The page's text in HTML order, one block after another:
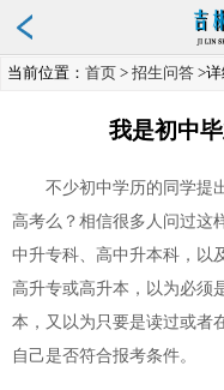
当前位置： 首页 > 招生问答 >
我是初中
不少初中学历的同学提
高考么？相信很多人问过这
中升专科、高中升本科，以
高升专或高升本，以为必须
本，又以为只要是读过或者
自己是否符合报考条件。